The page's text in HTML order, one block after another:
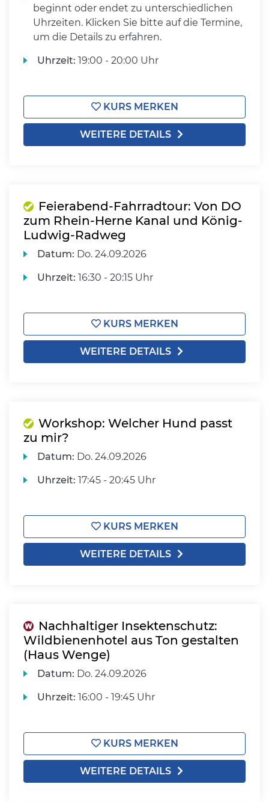
beginnt oder endet zu unterschiedlichen
Uhrzeiten. Klicken Sie bitte auf die Termine,
um die Details zu erfahren.
Uhrzeit: 19:00 - 20:00 Uhr
KURS MERKEN
WEITERE DETAILS
Feierabend-Fahrradtour: Von DO
zum Rhein-Herne Kanal und König-
Ludwig-Radweg
Datum: Do. 24.09.2026
Uhrzeit: 16:30 - 20:15 Uhr
KURS MERKEN
WEITERE DETAILS
Workshop: Welcher Hund passt
zu mir?
Datum: Do. 24.09.2026
Uhrzeit: 17:45 - 20:45 Uhr
KURS MERKEN
WEITERE DETAILS
Nachhaltiger Insektenschutz:
Wildbienenhotel aus Ton gestalten
(Haus Wenge)
Datum: Do. 24.09.2026
Uhrzeit: 16:00 - 19:45 Uhr
KURS MERKEN
WEITERE DETAILS